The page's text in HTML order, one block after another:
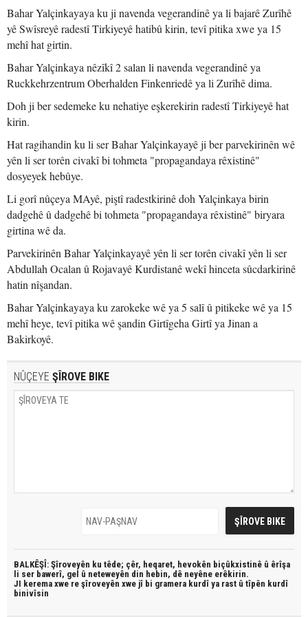
Bahar Yalçinkayaya ku ji navenda vegerandinê ya li bajarê Zurîhê
yê Swîsreyê radestî Tirkiyeyê hatibû kirin, tevî pitika xwe ya 15
mehî hat girtin.
Bahar Yalçinkaya nêzîkî 2 salan li navenda vegerandinê ya
Ruckkehrzentrum Oberhalden Finkenriedê ya li Zurîhê dima.
Doh ji ber sedemeke ku nehatiye eşkerekirin radestî Tirkiyeyê hat
kirin.
Hat ragihandin ku li ser Bahar Yalçinkayayê ji ber parvekirinên wê
yên li ser torên civakî bi tohmeta "propagandaya rêxistinê"
dosyeyek hebûye.
Li gorî nûçeya MAyê, piştî radestkirinê doh Yalçinkaya birin
dadgehê û dadgehê bi tohmeta "propagandaya rêxistinê" biryara
girtina wê da.
Parvekirinên Bahar Yalçinkayayê yên li ser torên civakî yên li ser
Abdullah Ocalan û Rojavayê Kurdistanê wekî hinceta sûcdarkirinê
hatin nîşandan.
Bahar Yalçinkayaya ku zarokeke wê ya 5 salî û pitikeke wê ya 15
mehî heye, tevî pitika wê şandin Girtîgeha Girtî ya Jinan a
Bakirkoyê.
NÛÇEYE ŞÎROVE BIKE
BALKÊŞÎ: Şîroveyên ku têde; çêr, heqaret, hevokên biçûkxistinê û êrîşa
li ser bawerî, gel û neteweyên din hebin, dê neyêne erêkirin.
JI kerema xwe re şîroveyên xwe jî bi gramera kurdî ya rast û tîpên kurdî
binivîsin